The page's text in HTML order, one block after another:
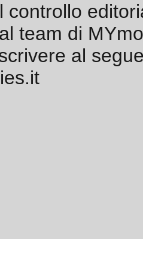
controllo
team di
al